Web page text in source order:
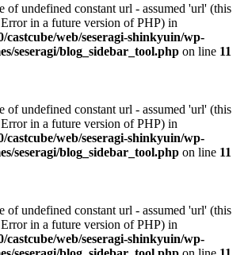
of undefined constant url - assumed 'url' (this
in a future version of PHP) in
castcube/web/seseragi-shinkyuin/wp-
seseragi/blog_sidebar_tool.php on line 11
of undefined constant url - assumed 'url' (this
in a future version of PHP) in
castcube/web/seseragi-shinkyuin/wp-
seseragi/blog_sidebar_tool.php on line 11
of undefined constant url - assumed 'url' (this
in a future version of PHP) in
castcube/web/seseragi-shinkyuin/wp-